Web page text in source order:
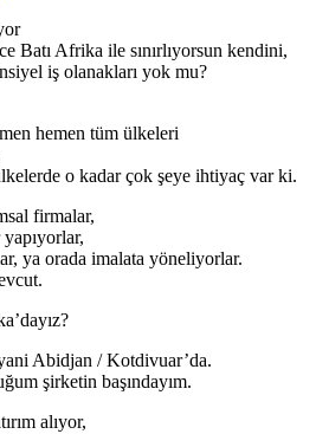
Batı Afrika ile sınırlıyorsun kendini,
iş olanakları yok mu?
hemen tüm ülkeleri
o kadar çok şeye ihtiyaç var ki.
firmalar,
ya orada imalata yöneliyorlar.
Abidjan / Kotdivuar’da.
şirketin başındayım.
alıyor,